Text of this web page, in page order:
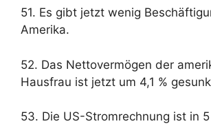
51. Es gibt jetzt wenig
Amerika.
52. Das Nettovermögen der
Hausfrau ist jetzt um 4,1 %
53. Die US-Stromrechnung ist in